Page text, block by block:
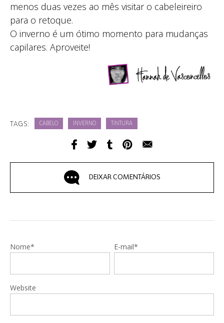
menos duas vezes ao mês visitar o cabeleireiro
para o retoque.
O inverno é um ótimo momento para mudanças
capilares. Aproveite!
TAGS: CABELO INVERNO TINTURA
DEIXAR COMENTÁRIOS
Nome* E-mail*
Website